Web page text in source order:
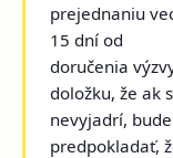
prejednaniu
15 dní od
doručenia
doložku, že ak
nevyjadrí,
predpokladať,